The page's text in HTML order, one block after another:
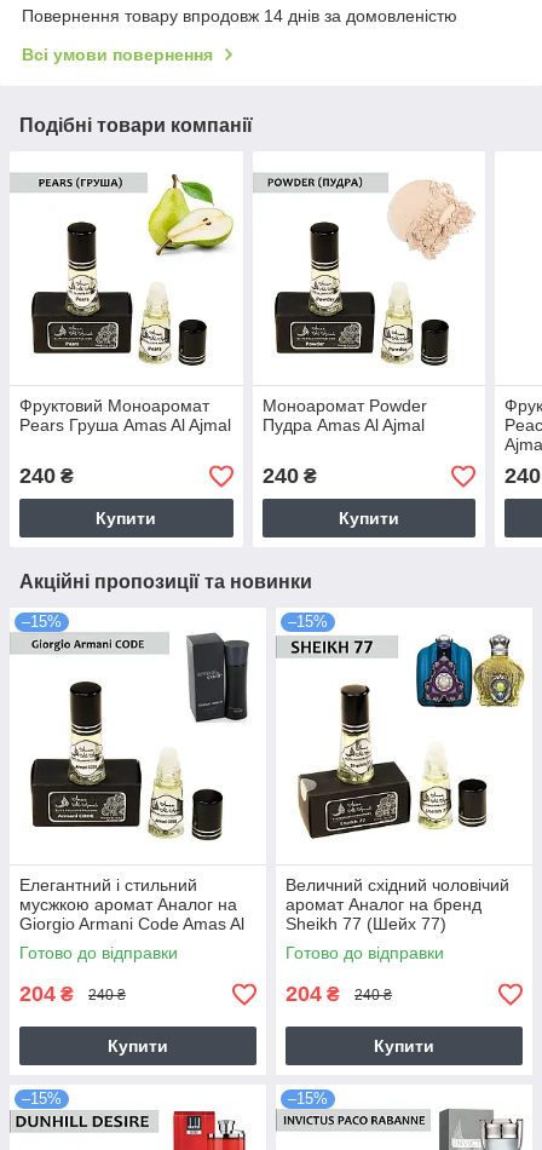
Повернення товару впродовж 14 днів за домовленістю
Всі умови повернення
Подібні товари компанії
Фруктовий Моноаромат
Pears Груша Amas Al Ajmal
240 ₴
Купити
Моноаромат Powder
Пудра Amas Al Ajmal
240₴
Купити
240
Акційні пропозиції та новинки
–15%
Елегантний і стильний
мусжкою аромат Аналог на
Giorgio Armani Code Amas Al
Ajmal
Готово до відправки
204 ₴ 240 ₴
Купити
–15%
Величний східний чоловічий
аромат Аналог на бренд
Sheikh 77 (Шейх 77)
Готово до відправки
204 ₴ 240 ₴
Купити
–15% –15%